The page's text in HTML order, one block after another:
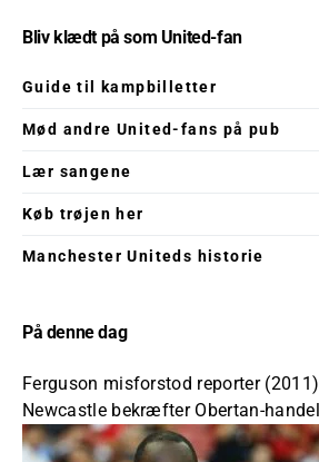
Bliv klædt på som United-fan
Guide til kampbilletter
Mød andre United-fans på pub
Lær sangene
Køb trøjen her
Manchester Uniteds historie
På denne dag
Ferguson misforstod reporter (2011)
Newcastle bekræfter Obertan-